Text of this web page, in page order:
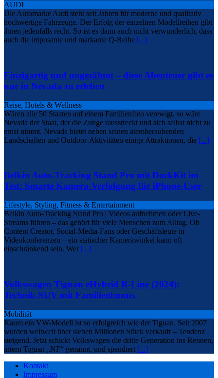
AUDI
Die Automarke Audi steht seit Jahren für moderne und qualitativ
hochwertige Fahrzeuge. Der Erfolg der einzelnen Modellreihen gibt
ihnen jedenfalls recht. So ist es dann auch nicht verwunderlich, dass
auch die imposante und markante Q-Reihe [...]
Einzigartig und ungezähmt – diese Abenteuer gibt es
nur in Nevada zu erleben
Reise, Hotels & Wellness
Wären alle 50 Staaten auf einem Familienfoto verewigt, so wäre
Nevada der Staat, der die Zunge rausstreckt und sich selbst nicht zu
ernst nimmt. Nevada bietet neben seinen atemberaubenden
Landschaften und Outdoor-Aktivitäten einige Attraktionen, die [...]
Belkin Auto-Tracking Stand Pro mit DockKit im
Test: Smarte Kamera-Verfolgung für iPhone-User
Lifestyle, Styling, Fitness & Entertainment
Belkin Auto-Tracking Stand Pro | Videos aufnehmen oder Live-
Streams führen – das gehört für viele Menschen zum Alltag. Ob
Content Creator, Social-Media-Fans oder Geschäftsleute in
Videokonferenzen – ein statischer Kamerawinkel kann oft
einschränkend sein. Wer [...]
Volkswagen Tiguan eHybrid R-Line (2024):
Technik-SUV mit Familienbonus
Mobilität
Kaum ein VW-Modell ist so erfolgreich wie der Tiguan. Seit 2007
wurden weltweit über sieben Millionen Stück verkauft – Tendenz
steigend. Jetzt schickt Volkswagen die dritte Generation ins Rennen,
intern Tiguan „NF“ genannt, und spendiert [...]
Kontakt
Impressum